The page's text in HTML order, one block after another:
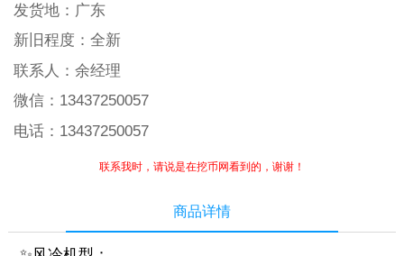
发货地： 广东
新旧程度： 全新
联系人： 余经理
微信： 13437250057
电话： 13437250057
联系我时，请说是在挖币网看到的，谢谢！
商品详情